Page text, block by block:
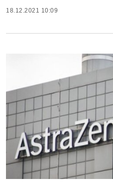
18.12.2021 10:09